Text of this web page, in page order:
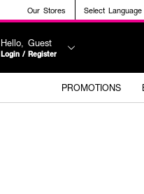
Our Stores Select Language
Hello, Guest
Login / Register
PROMOTIONS